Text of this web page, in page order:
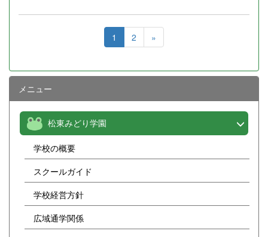
1 2 »
メニュー
松東みどり学園
学校の概要
スクールガイド
学校経営方針
広域通学関係